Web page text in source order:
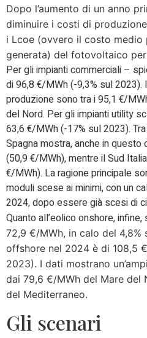
Dopo l’aumento di un anno
diminuire i costi di
i Lcoe (ovvero il costo
generata) del fotovoltaico
Per gli impianti commerciali –
di 96,8 €/MWh (-9,3% sul 2023).
produzione sono tra i 95,1 €/
del Nord. Per gli impianti utility
63,6 €/MWh (-17% sul 2023).
Spagna mostra, anche in questo
(50,9 €/MWh), mentre il Sud
€/MWh). La ragione principale
moduli scese ai minimi, con un
2024, dopo essere già scesi di
Quanto all’eolico onshore, infine,
72,9 €/MWh, in calo del 4,8%
offshore nel 2024 è di 108,5
2023). I dati mostrano
dai 79,6 €/MWh del Mare del
del Mediterraneo.
Gli scenari